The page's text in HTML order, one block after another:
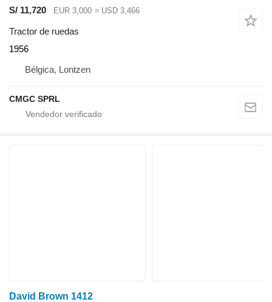
S/ 11,720
EUR 3,000 ≈ USD 3,466
Tractor de ruedas
1956
Bélgica, Lontzen
CMGC SPRL
David Brown 1412